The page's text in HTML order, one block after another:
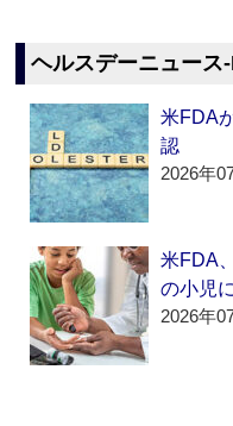
ヘルスデーニュース
米FDA
認
2026年
米FDA
の小児
2026年